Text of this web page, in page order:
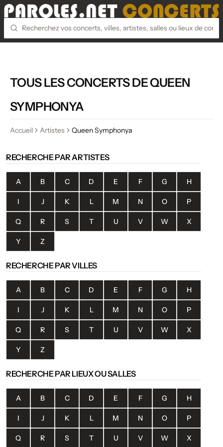
TOUS LES CONCERTS DE QUEEN
SYMPHONYA
Accueil Artistes Queen Symphonya
RECHERCHE PAR ARTISTES
A B C D E F G H
I J K L M N O P
Q R S T U V W X
Y Z
RECHERCHE PAR VILLES
A B C D E F G H
I J K L M N O P
Q R S T U V W X
Y Z
RECHERCHE PAR LIEUX OU SALLES
A B C D E F G H
I J K L M N O P
Q R S T U V W X